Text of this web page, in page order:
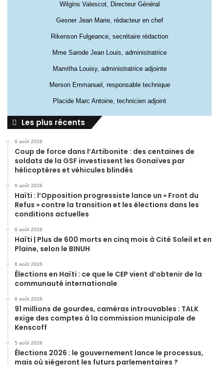
Wilgins Valescot, Directeur Général
Gesner Jean Marie, rédacteur en chef
Rikenson Fulgeance, secrétaire rédaction
Mme Sarode Jean Louis, administratrice
Mamitha Louisy, administratrice adjointe
Merson Emmanuel, responsable technique
Placide Marc Antoine, technicien adjoint
Les plus récents
6 août 2026
Coup de force dans l’Artibonite : des centaines de
soldats de la GSF investissent les Gonaïves par
hélicoptères et véhicules blindés
6 août 2026
Haïti : l’Opposition progressiste lance un « Front du
Refus » contre la transition et les élections dans les
conditions actuelles
6 août 2026
Haïti | Plus de 600 morts en cinq mois à Cité Soleil et en
Plaine, selon le BINUH
6 août 2026
Élections en Haïti : ce que le CEP vient d’obtenir de la
communauté internationale
6 août 2026
91 millions de gourdes, caméras introuvables : TALK
exige des comptes à la commission municipale de
Kenscoff
5 août 2026
Élections 2026 : le gouvernement lance le processus,
mais où siégeront les futurs parlementaires ?